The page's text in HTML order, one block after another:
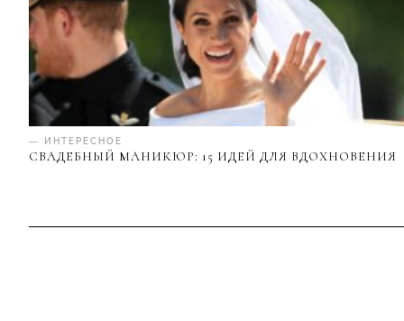
— ИНТЕРЕСНОЕ
СВАДЕБНЫЙ МАНИКЮР: 15 ИДЕЙ ДЛЯ ВДОХНОВЕНИЯ